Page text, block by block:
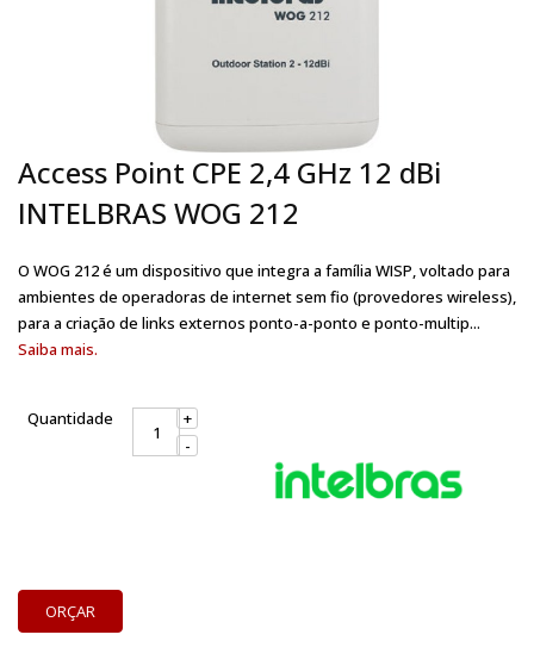
Access Point CPE 2,4 GHz 12 dBi
INTELBRAS WOG 212
O WOG 212 é um dispositivo que integra a família WISP, voltado para
ambientes de operadoras de internet sem fio (provedores wireless),
para a criação de links externos ponto-a-ponto e ponto-multip...
Saiba mais.
Quantidade
ORÇAR